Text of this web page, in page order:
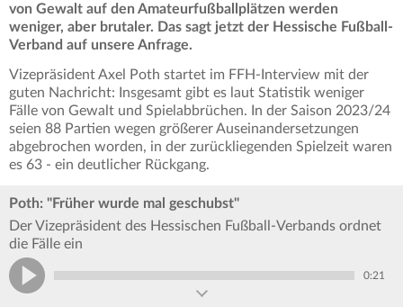
von Gewalt auf den Amateurfußballplätzen werden
weniger, aber brutaler. Das sagt jetzt der Hessische Fußball-
Verband auf unsere Anfrage.
Vizepräsident Axel Poth startet im FFH-Interview mit der
guten Nachricht: Insgesamt gibt es laut Statistik weniger
Fälle von Gewalt und Spielabbrüchen. In der Saison 2023/24
seien 88 Partien wegen größerer Auseinandersetzungen
abgebrochen worden, in der zurückliegenden Spielzeit waren
es 63 - ein deutlicher Rückgang.
Poth: "Früher wurde mal geschubst"
Der Vizepräsident des Hessischen Fußball-Verbands ordnet
die Fälle ein
0:21